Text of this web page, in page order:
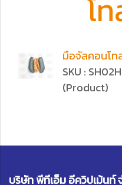
โ
มือจัลคอนโท
SKU :
(Product)
บริษัท พีทีเอ็ม อีควิปเม้นท์